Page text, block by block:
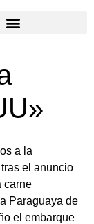
a la
el anuncio
carne
Paraguaya de
el embarque